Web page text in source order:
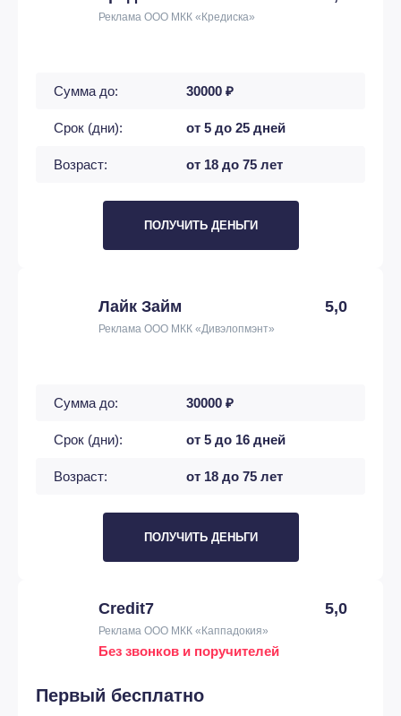
Реклама ООО МКК «Кредиска»
Сумма до: 30000 ₽
Срок (дни): от 5 до 25 дней
Возраст: от 18 до 75 лет
ПОЛУЧИТЬ ДЕНЬГИ
Лайк Займ 5,0
Реклама ООО МКК «Дивэлопмэнт»
Сумма до: 30000 ₽
Срок (дни): от 5 до 16 дней
Возраст: от 18 до 75 лет
ПОЛУЧИТЬ ДЕНЬГИ
Credit7 5,0
Реклама ООО МКК «Каппадокия»
Без звонков и поручителей
Первый бесплатно